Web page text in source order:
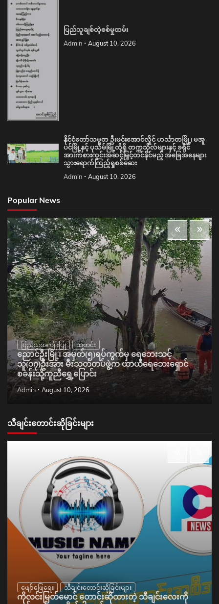
ပြည်သူချစ်တဲ့စစ်မှုထမ်း
Admin August 10, 2026
နိုင်ငံတော်သမ္မတ ဦးမင်းအောင်လှိုင် ဟင်္သာတမြို့၊ မအူ
ပင်မြို့နှင့် ပုသိမ်မြို့တို့ရှိ တက္ကသိုလ်များနှင့် ခရိုင်
အားကစားကွင်းအဆင့်မြှင့်တင်နိုင်မည့် အခြေအနေများ
သွားရောက်ကြည့်ရှုစစ်ဆေး
Admin August 10, 2026
Popular News
ပြည်သူ့အကျိုးပြု သတင်း
ညောင်ဦးမြို့၊ အမှတ်(၅)ရပ်ကွက်မှ ရေဘေးသင့်
သူ(၁၇)ဦးအား မီးသတ်တပ်ဖွဲ့က ယာယီရေဘေးရှောင်
စခန်းသို့ကူညီရွှေ့ပြောင်း
Admin August 10, 2026
သီချင်းတောင်းဆိုခြင်းများ
ဖျော်ဖြေရေး သီချင်းတောင်းဆိုခြင်းများ
ကိုလင်းမြတ်မောင် တောင်းဆိုထားတဲ့ သီချင်းလေးကို